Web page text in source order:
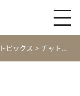
トピックス > チャトレは可愛くなくてもできる！その理由は？